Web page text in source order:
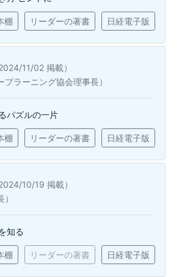
棚 リーダーの著書 日経電子版
2024/11/02 掲載）
プラーニング協会理事長）
パズルの一片
棚 リーダーの著書 日経電子版
2024/10/19 掲載）
知る
棚 リーダーの著書 日経電子版